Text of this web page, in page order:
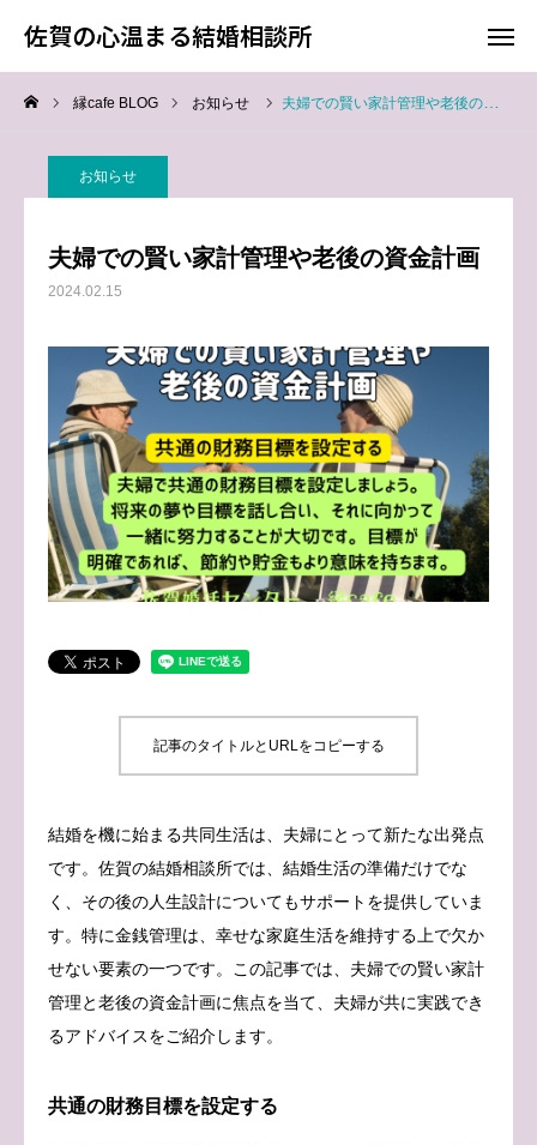
佐賀の心温まる結婚相談所
縁cafe BLOG お知らせ 夫婦での賢い家計管理や老後の資金計画
お知らせ
夫婦での賢い家計管理や老後の資金計画
2024.02.15
記事のタイトルとURLをコピーする
結婚を機に始まる共同生活は、夫婦にとって新たな出発点
です。佐賀の結婚相談所では、結婚生活の準備だけでな
く、その後の人生設計についてもサポートを提供していま
す。特に金銭管理は、幸せな家庭生活を維持する上で欠か
せない要素の一つです。この記事では、夫婦での賢い家計
管理と老後の資金計画に焦点を当て、夫婦が共に実践でき
るアドバイスをご紹介します。
共通の財務目標を設定する
佐賀の心温まる結婚相談所
料金
TOP
成婚までの流れ
会員様からの喜びの声
よくあるご質問
ブログ